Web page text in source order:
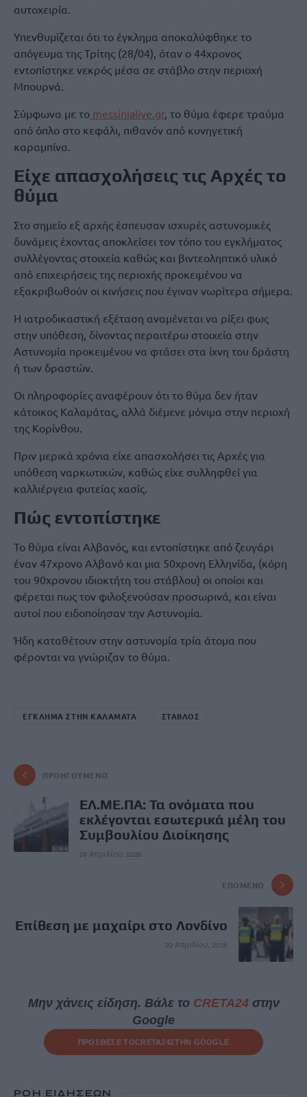
αυτοχειρία.
Υπενθυμίζεται ότι το έγκλημα αποκαλύφθηκε το
απόγευμα της Τρίτης (28/04), όταν ο 44χρονος
εντοπίστηκε νεκρός μέσα σε στάβλο στην περιοχή
Μπουρνά.
Σύμφωνα με το messinialive.gr, το θύμα έφερε τραύμα
από όπλο στο κεφάλι, πιθανόν από κυνηγετική
καραμπίνα.
Είχε απασχολήσεις τις Αρχές το
θύμα
Στο σημείο εξ αρχής έσπευσαν ισχυρές αστυνομικές
δυνάμεις έχοντας αποκλείσει τον τόπο του εγκλήματος
συλλέγοντας στοιχεία καθώς και βιντεοληπτικό υλικό
από επιχειρήσεις της περιοχής προκειμένου να
εξακριβωθούν οι κινήσεις που έγιναν νωρίτερα σήμερα.
Η ιατροδικαστική εξέταση αναμένεται να ρίξει φως
στην υπόθεση, δίνοντας περαιτέρω στοιχεία στην
Αστυνομία προκειμένου να φτάσει στα ίχνη του δράστη
ή των δραστών.
Οι πληροφορίες αναφέρουν ότι το θύμα δεν ήταν
κάτοικος Καλαμάτας, αλλά διέμενε μόνιμα στην περιοχή
της Κορίνθου.
Πριν μερικά χρόνια είχε απασχολήσει τις Αρχές για
υπόθεση ναρκωτικών, καθώς είχε συλληφθεί για
καλλιέργεια φυτείας χασίς.
Πώς εντοπίστηκε
Το θύμα είναι Αλβανός, και εντοπίστηκε από ζευγάρι
έναν 47χρονο Αλβανό και μια 50χρονη Ελληνίδα, (κόρη
του 90χρονου ιδιοκτήτη του στάβλου) οι οποίοι και
φέρεται πως τον φιλοξενούσαν προσωρινά, και είναι
αυτοί που ειδοποίησαν την Αστυνομία.
Ήδη καταθέτουν στην αστυνομία τρία άτομα που
φέρονται να γνώριζαν το θύμα.
ΕΓΚΛΗΜΑ ΣΤΗΝ ΚΑΛΑΜΑΤΑ ΣΤΑΒΛΟΣ
ΠΡΟΗΓΟΎΜΕΝΟ
ΕΛ.ΜΕ.ΠΑ: Τα ονόματα που
εκλέγονται εσωτερικά μέλη του
Συμβουλίου Διοίκησης
29 Απριλίου, 2026
ΕΠΌΜΕΝΟ
Επίθεση με μαχαίρι στο Λονδίνο
29 Απριλίου, 2026
Μην χάνεις είδηση. Βάλε το CRETA24στην
Google
ΠΡΟΣΘΕΣΕ ΤΟCRETA24ΣΤΗΝ GOOGLE
ΡΟΗ ΕΙΔΗΣΕΩΝ